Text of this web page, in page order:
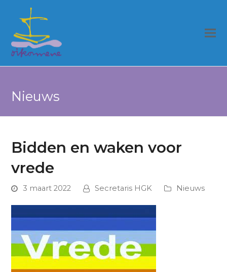
Nieuws
Bidden en waken voor
vrede
3 maart 2022 Secretaris HGK Nieuws